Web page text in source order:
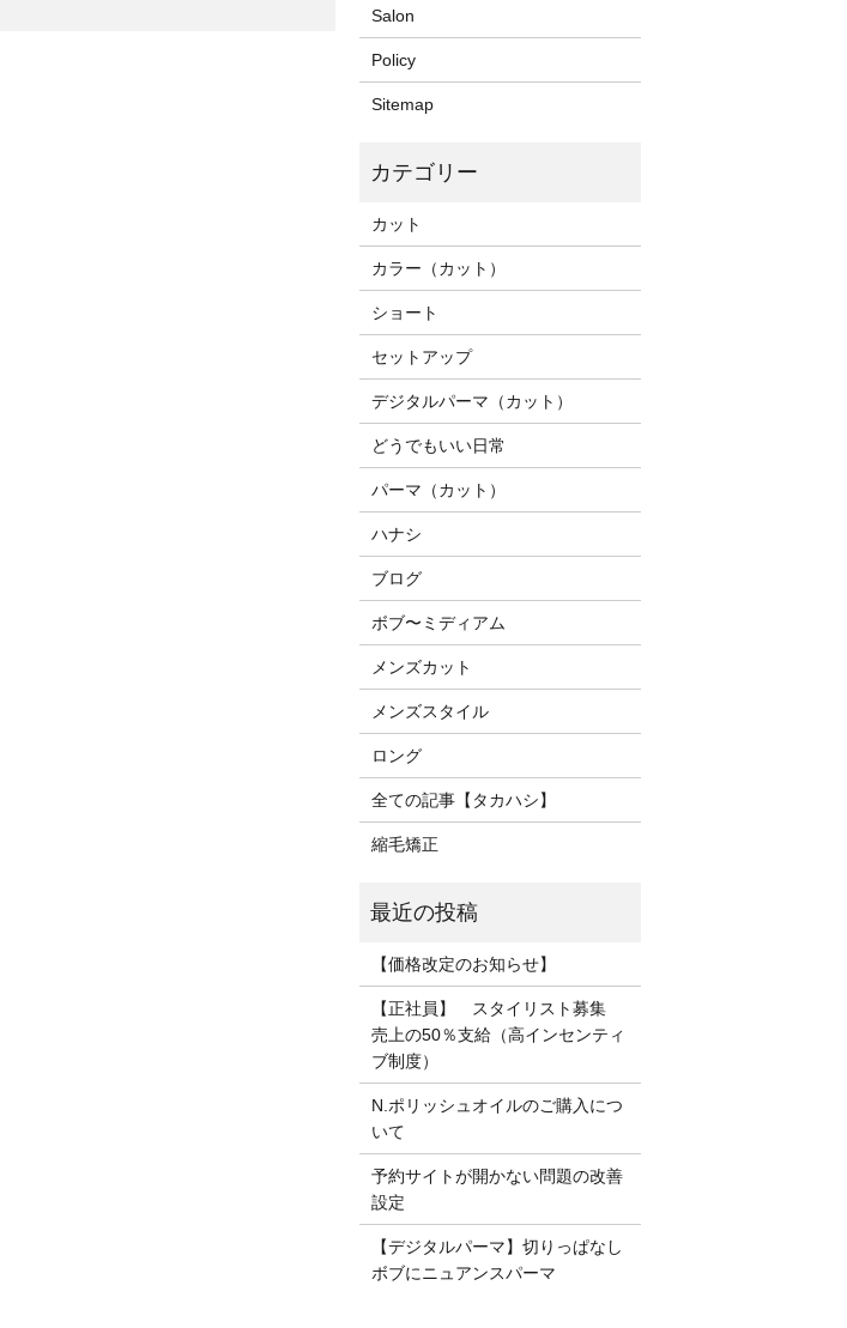
Salon
Policy
Sitemap
カット
カラー（カット）
ショート
セットアップ
デジタルパーマ（カット）
どうでもいい日常
パーマ（カット）
ハナシ
ブログ
ボブ〜ミディアム
メンズカット
メンズスタイル
ロング
全ての記事【タカハシ】
縮毛矯正
【価格改定のお知らせ】
【正社員】 スタイリスト募集
売上の50％支給（高インセンティ
ブ制度）
N.ポリッシュオイルのご購入につ
いて
予約サイトが開かない問題の改善
設定
【デジタルパーマ】切りっぱなし
ボブにニュアンスパーマ